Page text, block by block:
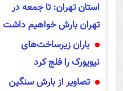
استان تهران: تا جمعه در
تهران بارش خواهیم داشت
باران زیرساخت‌های
نیویورک را فلج کرد
تصاویر از بارش سنگین